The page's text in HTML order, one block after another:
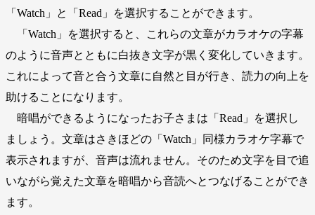
「Watch」と「Read」を選択することができます。
「Watch」を選択すると、これらの文章がカラオケの字幕
のように音声とともに白抜き文字が黒く変化していきます。
これによって音と合う文章に自然と目が行き、読力の向上を
助けることになります。
暗唱ができるようになったお子さまは「Read」を選択し
ましょう。文章はさきほどの「Watch」同様カラオケ字幕で
表示されますが、音声は流れません。そのため文字を目で追
いながら覚えた文章を暗唱から音読へとつなげることができ
ます。